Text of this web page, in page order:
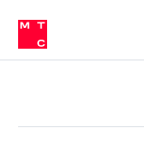
Медиа-центр
и акционерам
Устойчивое развитие
Комплаенс и деловая
компании
Карьера
в МТС